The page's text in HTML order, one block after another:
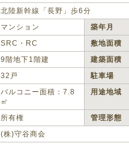
北陸新幹線「長野」歩6分
マンション 築年月
SRC・RC 敷地面積
9階地下1階建 建築面積
32戸 駐車場
バルコニー面積：7.8
㎡
用途地域
所有権 管理形態
(株)守谷商会